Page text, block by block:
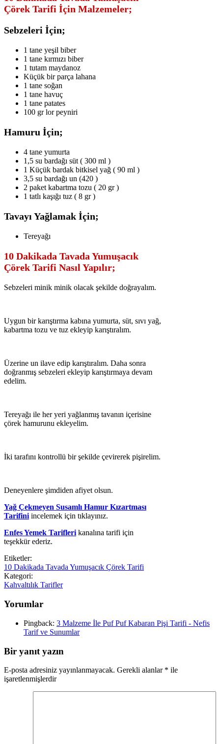
Çörek Tarifi İçin Malzemeler;
Sebzeleri İçin;
1 tane yeşil biber
1 tane kırmızı biber
1 tutam maydanoz
Küçük bir parça lahana
1 tane soğan
1 tane havuç
1 tane patates
100 gr lor peyniri
Hamuru İçin;
4 tane yumurta
1,5 su bardağı süt ( 300 ml )
1 Küçük bardak bitkisel yağ ( 90 ml )
3,5 su bardağı un (420 )
2 paket kabartma tozu ( 20 gr )
1 tatlı kaşığı tuz ( 8 gr )
Tavayı Yağlamak İçin;
Tereyağı
10 Dakikada Tavada Yumuşacık
Çörek Tarifi Nasıl Yapılır;
Sebzeleri minik minik olacak şekilde doğrayalım.
Uygun bir karıştırma kabına yumurta, süt, sıvı yağ,
kabartma tozu ve tuz ekleyip karıştıralım.
Üzerine un ilave edip karıştıralım. Daha sonra
doğranmış sebzeleri ekleyip karıştırmaya devam
edelim.
Tereyağı ile her yeri yağlanmış tavanın içerisine
çörek hamurunu ekleyelim.
İki tarafını kontrollü bir şekilde çevirerek pişirelim.
Deneyenlere şimdiden afiyet olsun.
Yağ Çekmeyen Susamlı Hamur Kızartması
Tarifiniincelemek için tıklayınız.
Enfes Yemek Tariflerikanalına tarifi için
teşekkür ederiz.
Etiketler:
10 Dakikada Tavada Yumuşacık Çörek Tarifi
Kategori:
Kahvaltılık Tarifler
Yorumlar
Pingback: 3 Malzeme İle Puf Puf Kabaran Pişi Tarifi - Nefis
Tarif ve Sunumlar
Bir yanıt yazın
E-posta adresiniz yayınlanmayacak. Gerekli alanlar * ile
işaretlenmişlerdir